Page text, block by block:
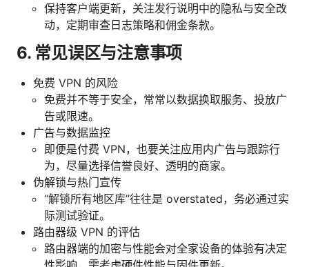
保持客户端更新，关注发行说明中的隐私与安全改
动，定期审查日志策略和佣金条款。
6. 常见误区与注意事项
免费 VPN 的风险
免费并不等于安全，常常以数据换取服务、投放广
告或限速。
广告与数据监控
即便是付费 VPN，也要关注应用内广告与跟踪行
为，尽量选择信誉良好、透明的商家。
伪解锁与热门宣传
“解锁所有地区库”往往是 overstated，务必通过实
际测试验证。
路由器级 VPN 的评估
路由器端的加密与性能会对全家设备的体验有决定